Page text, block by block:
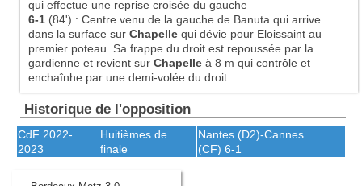
qui effectue une reprise croisée du gauche
6-1 (84') : Centre venu de la gauche de Banuta qui arrive
dans la surface sur Chapelle qui dévie pour Eloissaint au
premier poteau. Sa frappe du droit est repoussée par la
gardienne et revient sur Chapelle à 8 m qui contrôle et
enchaînhe par une demi-volée du droit
Historique de l'opposition
CdF 2022-
2023
Huitièmes de
finale
Nantes (D2)-Cannes
(CF) 6-1